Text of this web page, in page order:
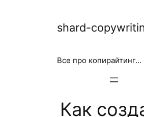
shard-
Все про
Как